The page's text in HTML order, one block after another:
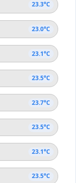
23.3°C
23.0°C
23.1°C
23.5°C
23.7°C
23.5°C
23.1°C
23.5°C